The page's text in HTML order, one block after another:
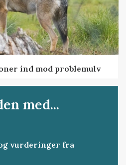
ind mod problemulv
med...
vurderinger fra